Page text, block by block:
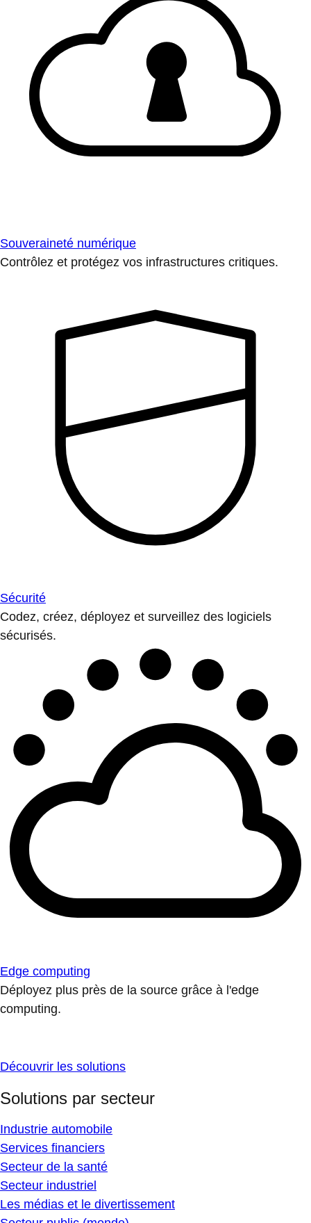
Souveraineté numérique
Contrôlez et protégez vos infrastructures critiques.
Sécurité
Codez, créez, déployez et surveillez des logiciels
sécurisés.
Edge computing
Déployez plus près de la source grâce à l'edge
computing.
Découvrir les solutions
Solutions par secteur
Industrie automobile
Services financiers
Secteur de la santé
Secteur industriel
Les médias et le divertissement